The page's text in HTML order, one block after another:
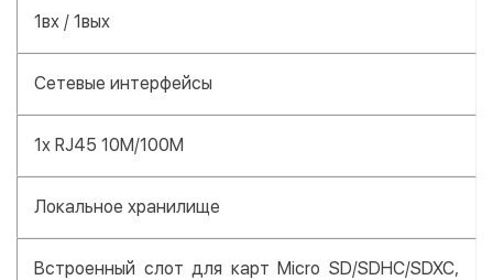
1вх / 1вых
Сетевые интерфейсы
1x RJ45 10M/100M
Локальное хранилище
Встроенный слот для карт Micro SD/SDHC/SDXC,